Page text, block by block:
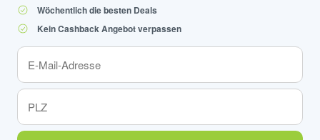
Wöchentlich die besten Deals
Kein Cashback Angebot verpassen